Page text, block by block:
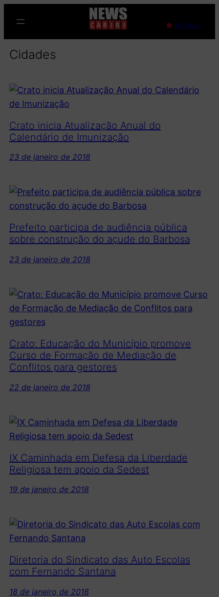
para
o
conteúdo
Ao Vivo
Cidades
Crato inicia Atualização Anual do
Calendário de Imunização
23 de janeiro de 2018
Prefeito participa de audiência pública
sobre construção do açude do Barbosa
23 de janeiro de 2018
Crato: Educação do Município promove
Curso de Formação de Mediação de
Conflitos para gestores
22 de janeiro de 2018
IX Caminhada em Defesa da Liberdade
Religiosa tem apoio da Sedest
19 de janeiro de 2018
Diretoria do Sindicato das Auto Escolas
com Fernando Santana
18 de janeiro de 2018